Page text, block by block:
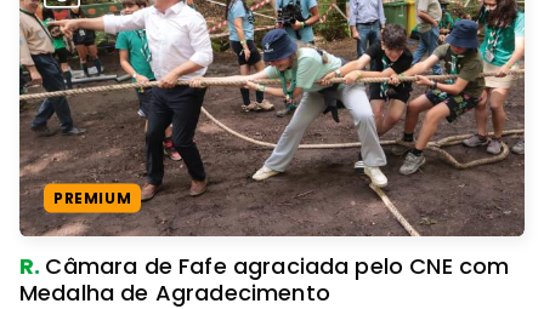
PREMIUM
R. Câmara de Fafe agraciada pelo CNE com
Medalha de Agradecimento